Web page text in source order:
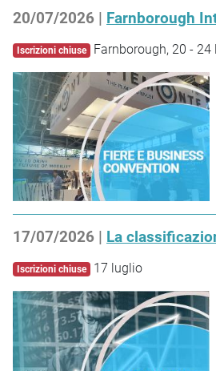
20/07/2026 | Farnborough
Iscrizioni chiuse Farnborough, 20 - 24
17/07/2026 | La
Iscrizioni chiuse 17 luglio